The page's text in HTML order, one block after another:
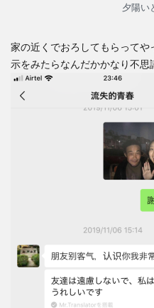
夕陽い
家の近くでおろしてもらって
示をみたらなんだかかなり不思